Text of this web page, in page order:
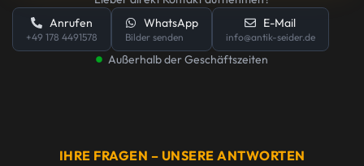
Anrufen
+49 178 4491578
WhatsApp
Bilder senden
E-Mail
info@antik-seider.de
Außerhalb der Geschäftszeiten
IHRE FRAGEN – UNSERE ANTWORTEN